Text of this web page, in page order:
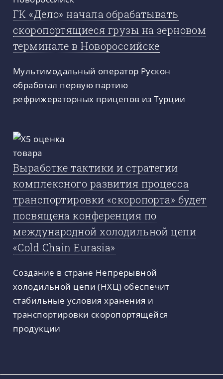
ГК «Дело» начала обрабатывать
скоропортящиеся грузы на зерновом
терминале в Новороссийске
Мультимодальный оператор Рускон
обработал первую партию
рефрижераторных прицепов из Турции
Выработке тактики и стратегии
комплексного развития процесса
транспортировки «скоропорта» будет
посвящена конференция по
международной холодильной цепи
«Cold Chain Eurasia»
Создание в стране Непрерывной
холодильной цепи (НХЦ) обеспечит
стабильные условия хранения и
транспортировки скоропортящейся
продукции